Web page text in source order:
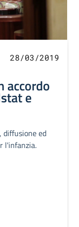
28/03/2019
accordo
e
diffusione ed
l'infanzia.